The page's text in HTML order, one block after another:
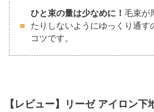
ひと束の量は少なめに！毛束が
たりしないようにゆっくり通す
コツです。
【レビュー】リーゼ アイロン下